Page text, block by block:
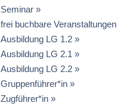
Seminar
frei buchbare Veranstaltungen
Ausbildung LG 1.2
Ausbildung LG 2.1
Ausbildung LG 2.2
Gruppenführer*in
Zugführer*in